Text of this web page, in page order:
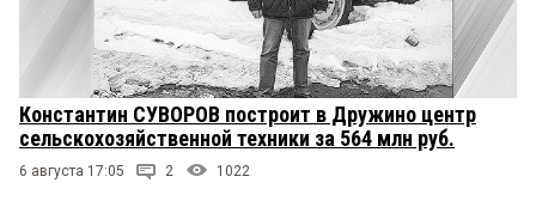
Константин СУВОРОВ построит в Дружино центр
сельскохозяйственной техники за 564 млн руб.
6 августа 17:05 2 1022